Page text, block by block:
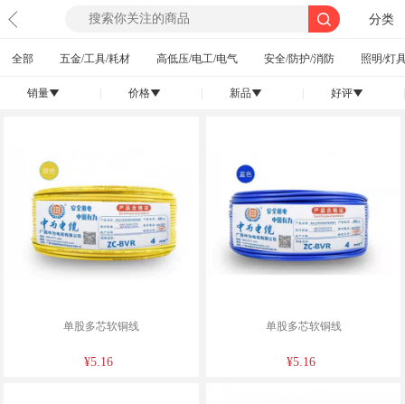
分类
全部 五金/工具/耗材 高低压/电工/电气 安全/防护/消防 照明/灯
销量󰄢 价格󰄢 新品󰄢 好评󰄢
单股多芯软铜线
¥5.16
单股多芯软铜线
¥5.16